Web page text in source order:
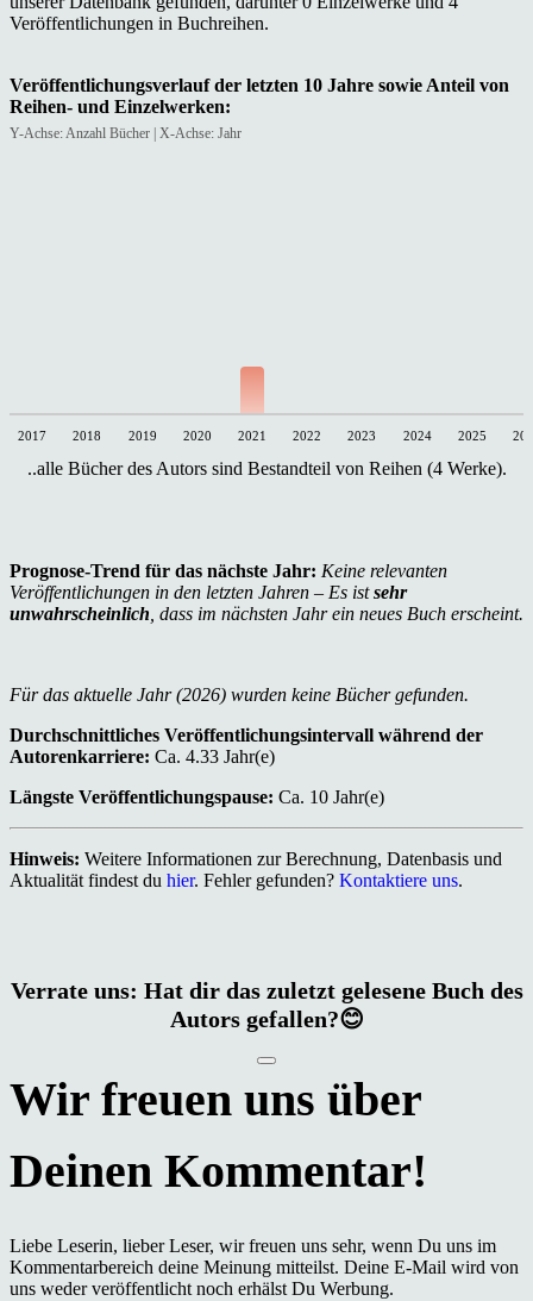
Veröffentlichungen in Buchreihen.
Veröffentlichungsverlauf der letzten 10 Jahre sowie Anteil von
Reihen- und Einzelwerken:
Y-Achse: Anzahl Bücher | X-Achse: Jahr
2017 2018 2019 2020 2021 2022 2023 2024 2025
..alle Bücher des Autors sind Bestandteil von Reihen (4 Werke).
Prognose-Trend für das nächste Jahr: Keine relevanten
Veröffentlichungen in den letzten Jahren – Es istsehr
unwahrscheinlich, dass im nächsten Jahr ein neues Buch erscheint.
Für das aktuelle Jahr (2026) wurden keine Bücher gefunden.
Durchschnittliches Veröffentlichungsintervall während der
Autorenkarriere: Ca. 4.33 Jahr(e)
Längste Veröffentlichungspause: Ca. 10 Jahr(e)
Hinweis: Weitere Informationen zur Berechnung, Datenbasis und
Aktualität findest du hier. Fehler gefunden? Kontaktiere uns.
Verrate uns: Hat dir das zuletzt gelesene Buch des
Autors gefallen?😊
Liebe Leserin, lieber Leser, wir freuen uns sehr, wenn Du uns im
Kommentarbereich deine Meinung mitteilst. Deine E-Mail wird von
uns weder veröffentlicht noch erhälst Du Werbung.